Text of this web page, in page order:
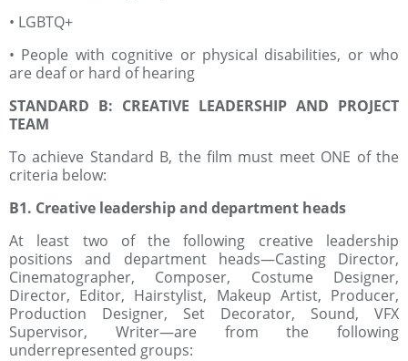
• LGBTQ+
• People with cognitive or physical disabilities, or who
are deaf or hard of hearing
STANDARD B: CREATIVE LEADERSHIP AND PROJECT
TEAM
To achieve Standard B, the film must meet ONE of the
criteria below:
B1. Creative leadership and department heads
At least two of the following creative leadership
positions and department heads—Casting Director,
Cinematographer, Composer, Costume Designer,
Director, Editor, Hairstylist, Makeup Artist, Producer,
Production Designer, Set Decorator, Sound, VFX
Supervisor, Writer—are from the following
underrepresented groups: